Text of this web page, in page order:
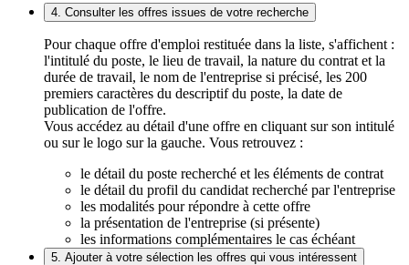
4. Consulter les offres issues de votre recherche
Pour chaque offre d'emploi restituée dans la liste, s'affichent :
l'intitulé du poste, le lieu de travail, la nature du contrat et la
durée de travail, le nom de l'entreprise si précisé, les 200
premiers caractères du descriptif du poste, la date de
publication de l'offre.
Vous accédez au détail d'une offre en cliquant sur son intitulé
ou sur le logo sur la gauche. Vous retrouvez :
le détail du poste recherché et les éléments de contrat
le détail du profil du candidat recherché par l'entreprise
les modalités pour répondre à cette offre
la présentation de l'entreprise (si présente)
les informations complémentaires le cas échéant
5. Ajouter à votre sélection les offres qui vous intéressent